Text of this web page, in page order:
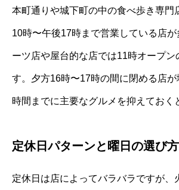
本町通りや城下町の中の食べ歩き専門
10時〜午後17時まで営業している店が
ーツ店や屋台的な店では11時オープン
す。夕方16時〜17時の間に閉める店
時間までに主要なグルメを抑えておく
定休日パターンと曜日の選び方
定休日は店によってバラバラですが、